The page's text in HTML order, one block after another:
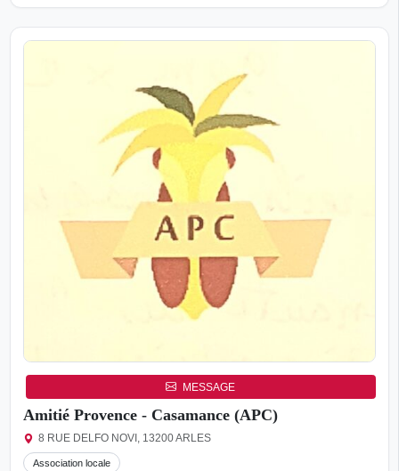
MESSAGE
Amitié Provence - Casamance (APC)
8 RUE DELFO NOVI, 13200 ARLES
Association locale